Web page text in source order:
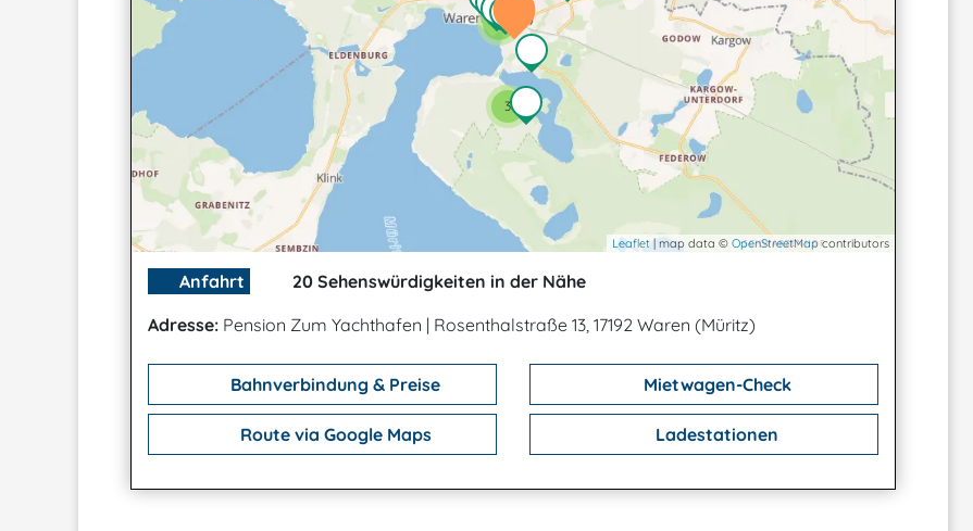
3
2
Leaflet| map data © OpenStreetMapcontributors
Anfahrt
20 Sehenswürdigkeiten in der Nähe
Adresse: Pension Zum Yachthafen | Rosenthalstraße 13, 17192 Waren (Müritz)
Bahnverbindung & Preise Mietwagen-Check
Route via Google Maps Ladestationen